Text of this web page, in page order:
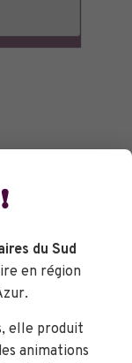
du Sud
en région
elle produit
animations